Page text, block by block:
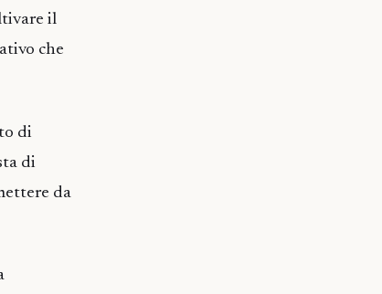
il
che
di
di
da